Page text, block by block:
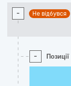
- Не відбувся
- Позиції